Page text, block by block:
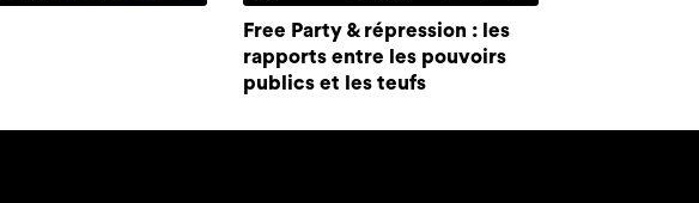
Free Party & répression : les
rapports entre les pouvoirs
publics et les teufs